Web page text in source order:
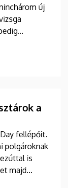
új
ahol
a
fellépőit.
polgároknak
is
majd
n